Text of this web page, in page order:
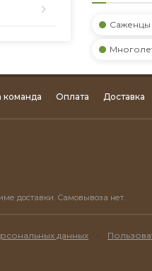
Саженцы
команда Оплата Доставка
доставки. Самовывоза нет.
данных ·